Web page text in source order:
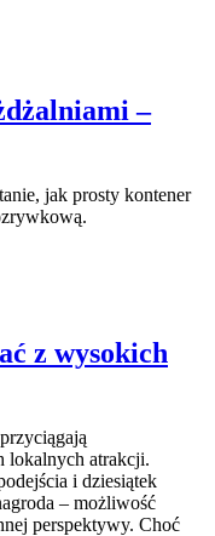
–
jak prosty kontener
z wysokich
lokalnych atrakcji.
i dziesiątek
– możliwość
perspektywy. Choć